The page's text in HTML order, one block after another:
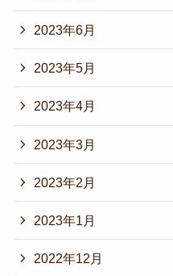
2023年6月
2023年5月
2023年4月
2023年3月
2023年2月
2023年1月
2022年12月